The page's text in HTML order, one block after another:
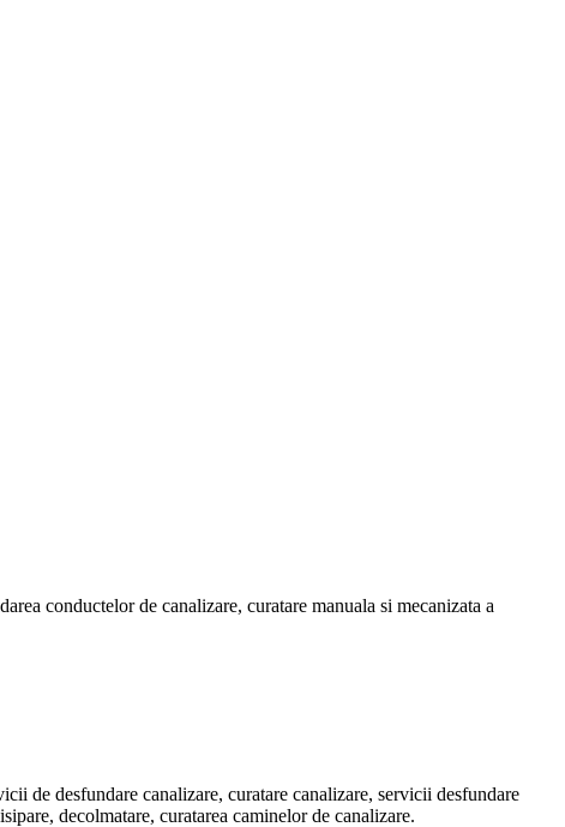
conductelor de canalizare, curatare manuala si mecanizata a
de desfundare canalizare, curatare canalizare, servicii desfundare
decolmatare, curatarea caminelor de canalizare.